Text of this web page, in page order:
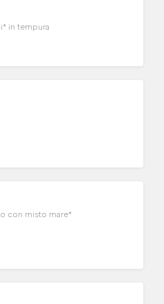
in tempura
con misto mare*